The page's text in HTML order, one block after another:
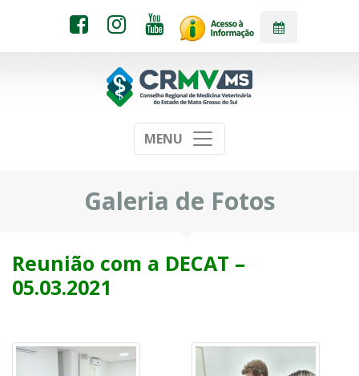
MENU
Galeria de Fotos
Reunião com a DECAT –
05.03.2021